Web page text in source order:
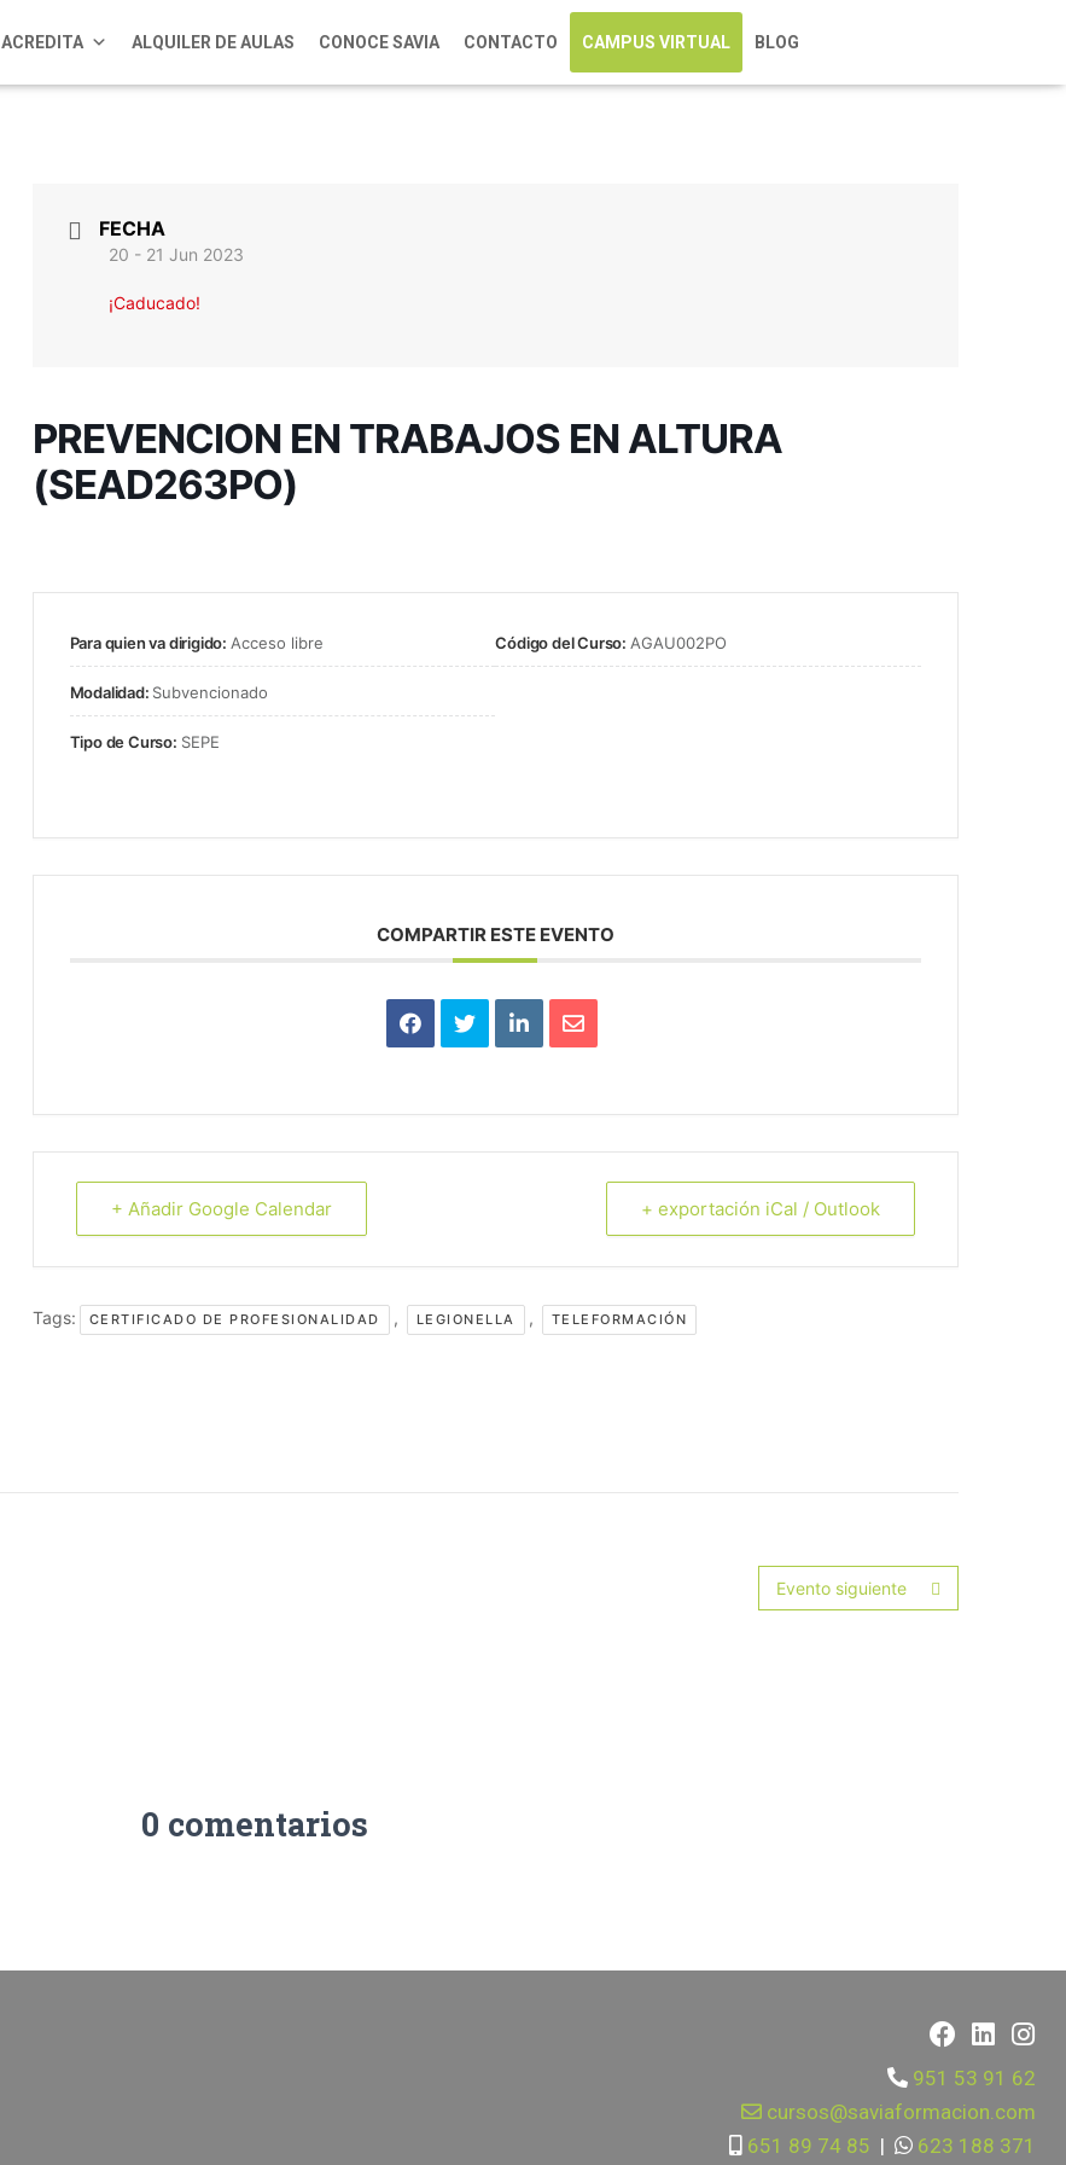
ACREDITA ALQUILER DE AULAS CONOCE SAVIA CONTACTO CAMPUS VIRTUAL BLOG
FECHA
20 - 21 Jun 2023
¡Caducado!
PREVENCION EN TRABAJOS EN ALTURA
(SEAD263PO)
Para quien va dirigido: Acceso libre Código del Curso: AGAU002PO
Modalidad: Subvencionado
Tipo de Curso: SEPE
COMPARTIR ESTE EVENTO
+ Añadir Google Calendar + exportación iCal / Outlook
Tags: CERTIFICADO DE PROFESIONALIDAD , LEGIONELLA , TELEFORMACIÓN
Evento siguiente
0 comentarios
951 53 91 62
cursos@saviaformacion.com
651 89 74 85 | 623 188 371